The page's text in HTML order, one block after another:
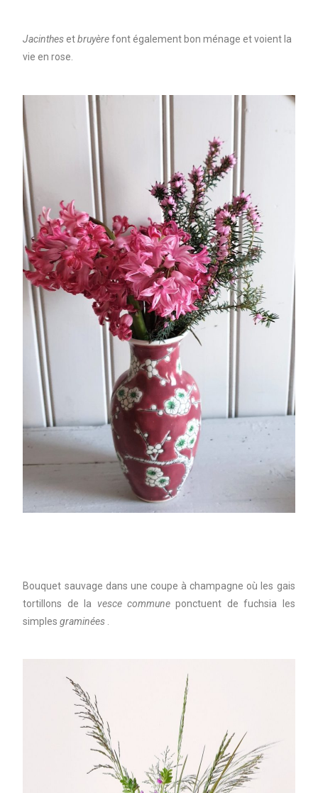
Jacinthesetbruyèrefont également bon ménage et voient la
vie en rose.
Bouquet sauvage dans une coupe à champagne où les gais
tortillons de la vesce commune ponctuent de fuchsia les
simplesgraminées .